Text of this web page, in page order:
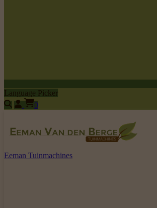
Language Picker
0
Eeman Tuinmachines